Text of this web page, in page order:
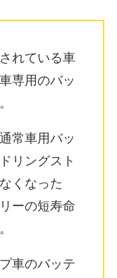
れている車
専用のバッ
常車用バッ
リングスト
くなった
ーの短寿命
車のバッテ